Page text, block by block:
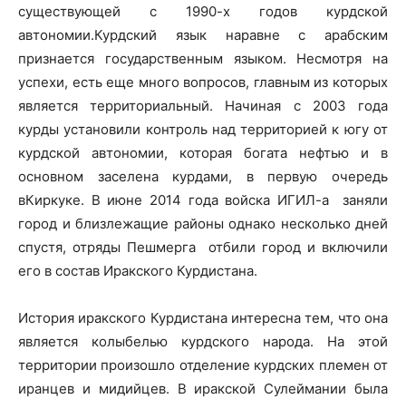
существующей с 1990-х годов курдской
автономии.Курдский язык наравне с арабским
признается государственным языком. Несмотря на
успехи, есть еще много вопросов, главным из которых
является территориальный. Начиная с 2003 года
курды установили контроль над территорией к югу от
курдской автономии, которая богата нефтью и в
основном заселена курдами, в первую очередь
вКиркуке. В июне 2014 года войска ИГИЛ-а заняли
город и близлежащие районы однако несколько дней
спустя, отряды Пешмерга отбили город и включили
его в состав Иракского Курдистана.
История иракского Курдистана интересна тем, что она
является колыбелью курдского народа. На этой
территории произошло отделение курдских племен от
иранцев и мидийцев. В иракской Сулеймании была